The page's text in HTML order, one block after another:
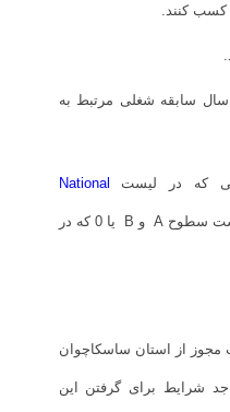
سال سابقه شغلی مرتبط به
که در لیست National
آمده است سطوح A و B یا 0 که در
مجوز از استان ساسکاچوان
شرایط برای گرفتن این